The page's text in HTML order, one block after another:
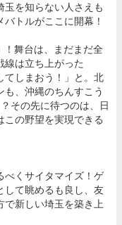
を知らない人さえも
トルがここに開幕！
舞台は、まだまだ全
線は立ち上がった
しまおう！」と。北
、沖縄のちんすこう
その先に待つのは、日
の野望を実現できる
べくサイタマイズ！ゲ
して眺めるも良し、友
新しい埼玉を築き上